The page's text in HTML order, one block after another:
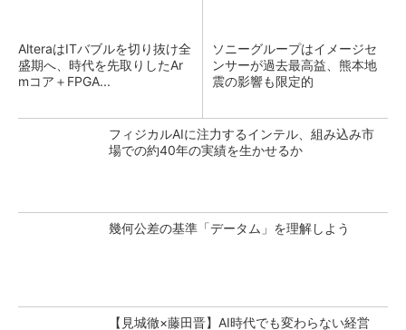
AlteraはITバブルを切り抜け全
盛期へ、時代を先取りしたAr
mコア＋FPGA...
ソニーグループはイメージセ
ンサーが過去最高益、熊本地
震の影響も限定的
フィジカルAIに注力するインテル、組み込み市
場での約40年の実績を生かせるか
幾何公差の基準「データム」を理解しよう
【見城徹×藤田晋】AI時代でも変わらない経営